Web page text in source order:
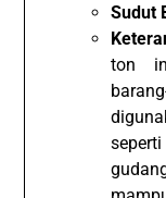
Sudut
ton